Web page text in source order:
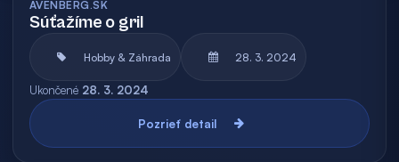
AVENBERG.SK
Súťažíme o gril
Hobby & Záhrada 28. 3. 2024
Ukončené 28. 3. 2024
Pozrieť detail